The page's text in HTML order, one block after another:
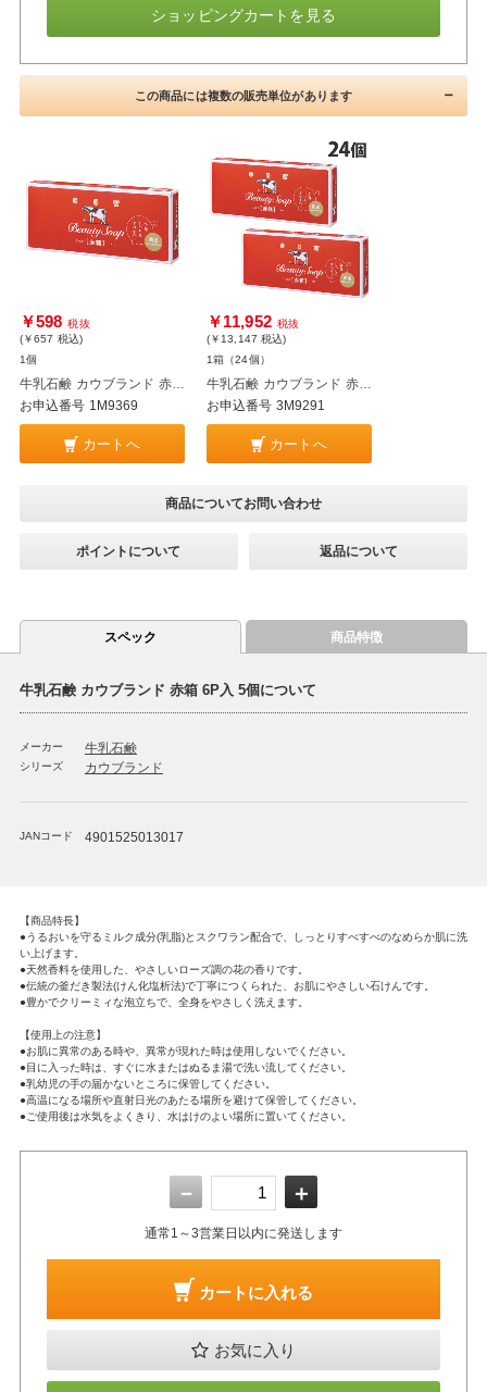
ショッピングカートを見る
この商品には複数の販売単位があります
￥598 税抜
(￥657 税込)
1個
牛乳石鹸 カウブランド 赤箱 6P入
お申込番号 1M9369
カートへ
￥11,952 税抜
(￥13,147 税込)
1箱（24個）
牛乳石鹸 カウブランド 赤箱 6P入 24個
お申込番号 3M9291
カートへ
商品についてお問い合わせ
ポイントについて 返品について
スペック 商品特徴
牛乳石鹸 カウブランド 赤箱 6P入 5個について
メーカー 牛乳石鹸
シリーズ カウブランド
JANコード 4901525013017
【商品特長】
●うるおいを守るミルク成分(乳脂)とスクワラン配合で、しっとりすべすべのなめらか肌に洗
い上げます。
●天然香料を使用した、やさしいローズ調の花の香りです。
●伝統の釜だき製法(けん化塩析法)で丁寧につくられた、お肌にやさしい石けんです。
●豊かでクリーミィな泡立ちで、全身をやさしく洗えます。
【使用上の注意】
●お肌に異常のある時や、異常が現れた時は使用しないでください。
●目に入った時は、すぐに水またはぬるま湯で洗い流してください。
●乳幼児の手の届かないところに保管してください。
●高温になる場所や直射日光のあたる場所を避けて保管してください。
●ご使用後は水気をよくきり、水はけのよい場所に置いてください。
－ ＋
通常1～3営業日以内に発送します
カートに入れる
お気に入り